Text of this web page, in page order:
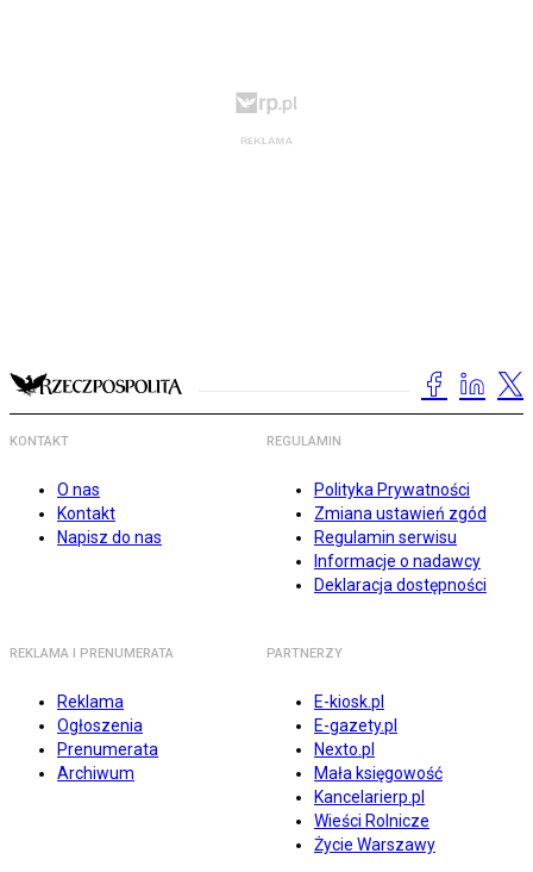
KONTAKT
O nas
Kontakt
Napisz do nas
REGULAMIN
Polityka Prywatności
Zmiana ustawień zgód
Regulamin serwisu
Informacje o nadawcy
Deklaracja dostępności
REKLAMA I PRENUMERATA
Reklama
Ogłoszenia
Prenumerata
Archiwum
PARTNERZY
E-kiosk.pl
E-gazety.pl
Nexto.pl
Mała księgowość
Kancelarierp.pl
Wieści Rolnicze
Życie Warszawy